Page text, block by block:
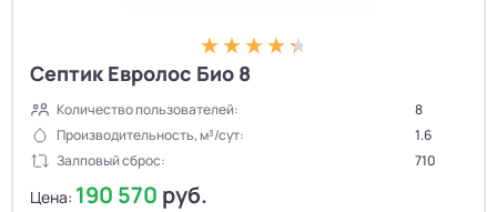
Септик Евролос Био 8
Количество пользователей:
8
Производительность, м³/сут:
1.6
Залповый сброс:
710
Цена: 190 570 руб.